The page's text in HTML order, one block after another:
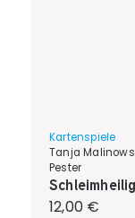
Kartenspiele
Tanja
Pester
Schleimheilig
Regulärer
12,00 €